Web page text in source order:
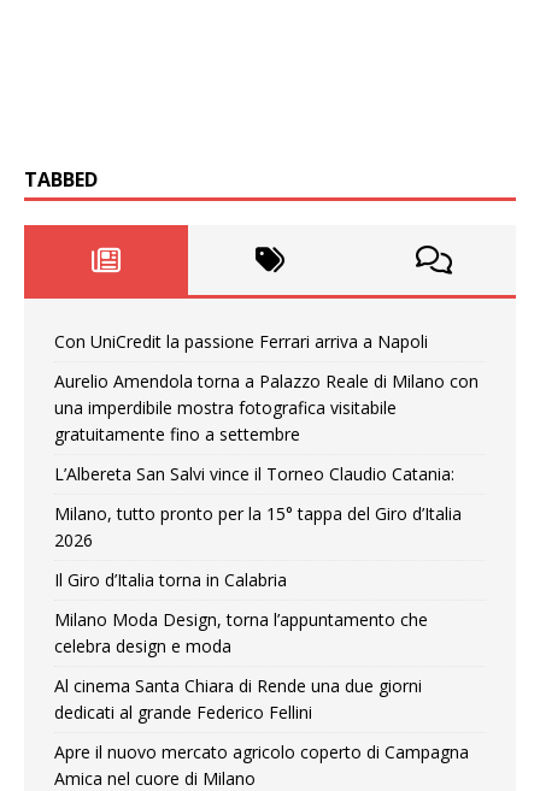
TABBED
Con UniCredit la passione Ferrari arriva a Napoli
Aurelio Amendola torna a Palazzo Reale di Milano con
una imperdibile mostra fotografica visitabile
gratuitamente fino a settembre
L’Albereta San Salvi vince il Torneo Claudio Catania:
Milano, tutto pronto per la 15° tappa del Giro d’Italia
2026
Il Giro d’Italia torna in Calabria
Milano Moda Design, torna l’appuntamento che
celebra design e moda
Al cinema Santa Chiara di Rende una due giorni
dedicati al grande Federico Fellini
Apre il nuovo mercato agricolo coperto di Campagna
Amica nel cuore di Milano